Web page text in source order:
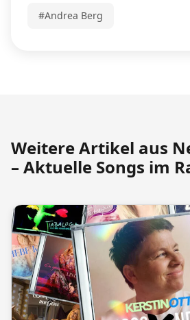
#Andrea Berg
Weitere Artikel aus
– Aktuelle Songs im